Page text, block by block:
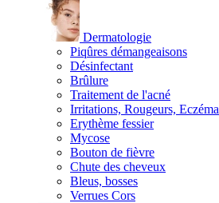
Dermatologie
Piqûres démangeaisons
Désinfectant
Brûlure
Traitement de l'acné
Irritations, Rougeurs, Eczéma
Erythème fessier
Mycose
Bouton de fièvre
Chute des cheveux
Bleus, bosses
Verrues Cors